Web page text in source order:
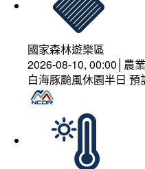
國家森林遊樂區
2026-08-10, 00:00│農
白海豚颱風休園半日